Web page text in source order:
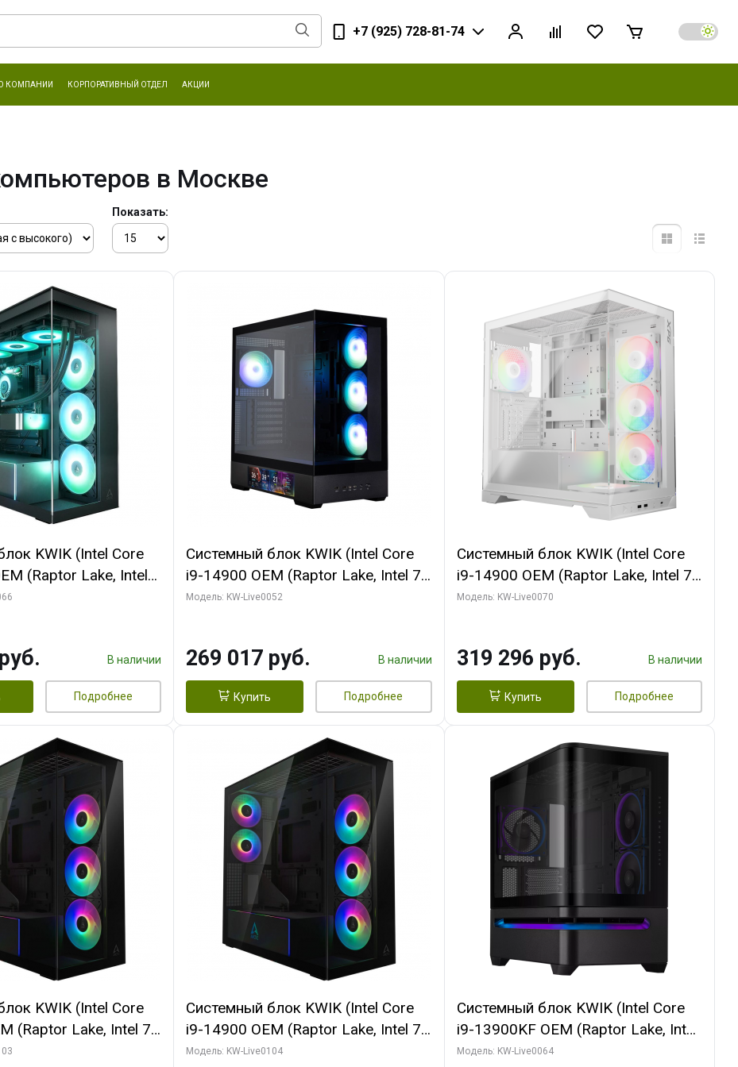
+7 (925) 728-81-74
КОМПАНИИ КОРПОРАТИВНЫЙ ОТДЕЛ АКЦИИ
в Москве
Показать:
KWIK (Intel Core
(Raptor Lake, Intel
64 ГБ ОЗУ (2
1 ТБ SSD)
В наличии
Подробнее
Системный блок KWIK (Intel Core
i9-14900 OEM (Raptor Lake, Intel 7,
C24 16EC/8PC// 64 ГБ ОЗУ (2
256bit 3xDP HD/ 512 ГБ SSD)
Модель: KW-Live0052
269 017 руб. В наличии
Купить Подробнее
Системный блок KWIK (Intel Core
i9-14900 OEM (Raptor Lake, Intel 7,
C24 16EC/8PC// 64 ГБ ОЗУ (2
GDDR7 256bit/ 960 ГБ SSD)
Модель: KW-Live0070
319 296 руб. В наличии
Купить Подробнее
KWIK (Intel Core
(Raptor Lake, Intel 7,
64 ГБ ОЗУ (2
Системный блок KWIK (Intel Core
i9-14900 OEM (Raptor Lake, Intel 7,
C24 16EC/8PC// 64 ГБ ОЗУ (2
Модель: KW-Live0104
Системный блок KWIK (Intel Core
i9-13900KF OEM (Raptor Lake, Intel
7, C24 16EC/8P/ 64 ГБ ОЗУ (2
Модель: KW-Live0064